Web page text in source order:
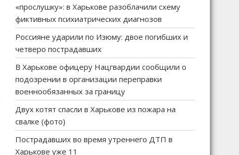
«прослушку»: в Харькове разоблачили схему
фиктивных психиатрических диагнозов
Россияне ударили по Изюму: двое погибших и
четверо пострадавших
В Харькове офицеру Нацгвардии сообщили о
подозрении в организации переправки
военнообязанных за границу
Двух котят спасли в Харькове из пожара на
свалке (фото)
Пострадавших во время утреннего ДТП в
Харькове уже 11